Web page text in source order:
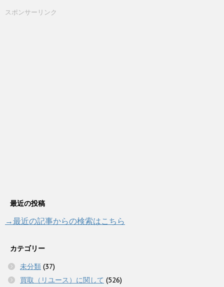
スポンサーリンク
最近の投稿
→最近の記事からの検索はこちら
カテゴリー
未分類 (37)
買取（リユース）に関して (526)